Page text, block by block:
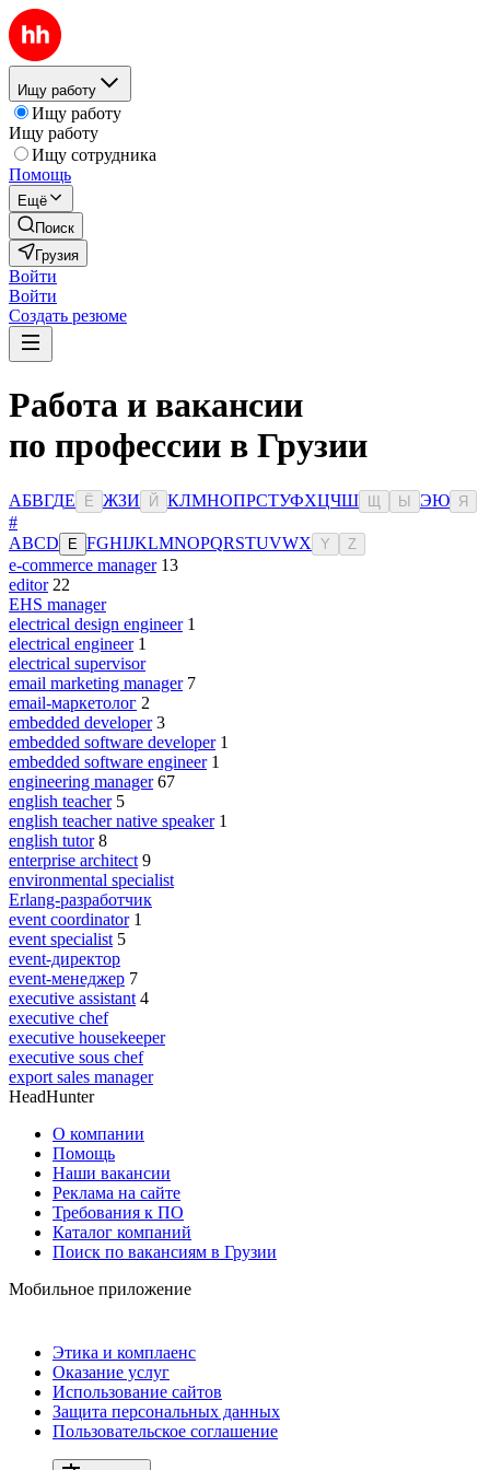
Ищу работу
Ищу работу
Ищу работу
Ищу сотрудника
Помощь
Ещё
Поиск
Грузия
Войти
Войти
Создать резюме
Работа и вакансии
по профессии в Грузии
АБВГДЕ Ё ЖЗИ Й КЛМНОПРСТУФХЦЧШ Ы ЭЮ Я
#
ABCD E FGHIJKLMNOPQRSTUVWX Y Z
e-commerce manager 13
editor 22
EHS manager
electrical design engineer 1
electrical engineer 1
electrical supervisor
email marketing manager 7
email-маркетолог 2
embedded developer 3
embedded software developer 1
embedded software engineer 1
engineering manager 67
english teacher 5
english teacher native speaker 1
english tutor 8
enterprise architect 9
environmental specialist
Erlang-разработчик
event coordinator 1
event specialist 5
event-директор
event-менеджер 7
executive assistant 4
executive chef
executive housekeeper
executive sous chef
export sales manager
HeadHunter
О компании
Помощь
Наши вакансии
Реклама на сайте
Требования к ПО
Каталог компаний
Поиск по вакансиям в Грузии
Мобильное приложение
Этика и комплаенс
Оказание услуг
Использование сайтов
Защита персональных данных
Пользовательское соглашение